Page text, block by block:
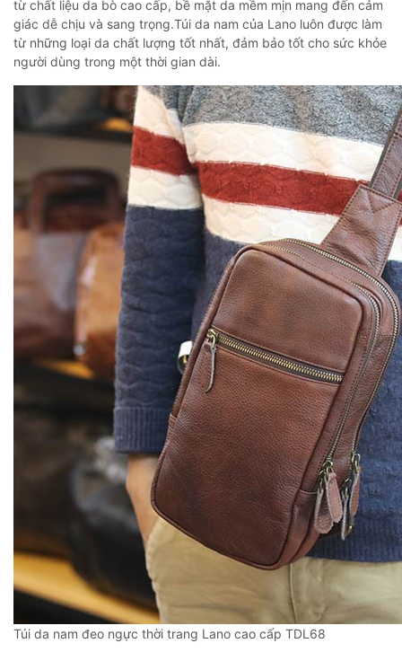
từ chất liệu da bò cao cấp, bề mặt da mềm mịn mang đến cảm
giác dễ chịu và sang trọng.Túi da nam của Lano luôn được làm
từ những loại da chất lượng tốt nhất, đảm bảo tốt cho sức khỏe
người dùng trong một thời gian dài.
Túi da nam đeo ngực thời trang Lano cao cấp TDL68